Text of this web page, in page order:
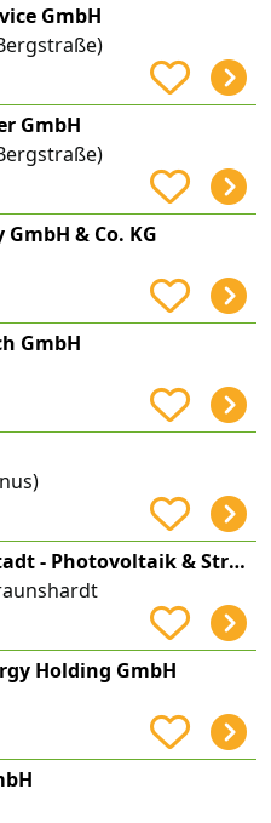
GmbH
GmbH
& Co. KG
GmbH
enerix Darmstadt - Photovoltaik & Stromspeicher
Holding GmbH